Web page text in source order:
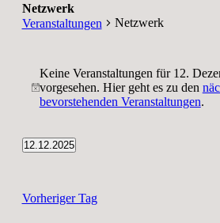
Netzwerk
Veranstaltungen
Netzwerk
für
12.
2025
Hinweis
Keine Veranstaltungen für 12.
vorgesehen. Hier geht es zu den
bevorstehenden Veranstaltungen.
12.12.2025
Vorheriger Tag